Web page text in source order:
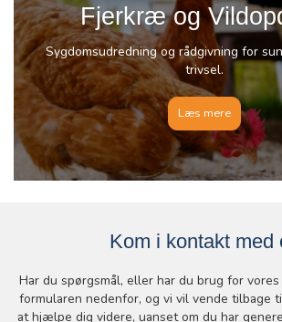
Fjerkræ og
Sygdomsudredning og rådgivning for
trivsel.
Læs mere
Kom i kontakt med
Har du spørgsmål, eller har du brug for
formularen nedenfor, og vi vil vende tilbage
at hjælpe dig videre, uanset om du har